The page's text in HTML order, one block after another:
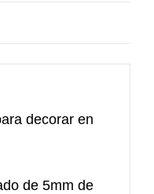
decorar en
de 5mm de